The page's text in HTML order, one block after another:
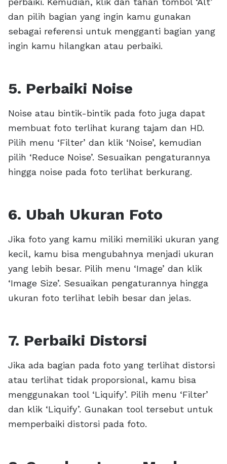
dan pilih bagian yang ingin kamu gunakan
sebagai referensi untuk mengganti bagian yang
ingin kamu hilangkan atau perbaiki.
5. Perbaiki Noise
Noise atau bintik-bintik pada foto juga dapat
membuat foto terlihat kurang tajam dan HD.
Pilih menu ‘Filter’ dan klik ‘Noise’, kemudian
pilih ‘Reduce Noise’. Sesuaikan pengaturannya
hingga noise pada foto terlihat berkurang.
6. Ubah Ukuran Foto
Jika foto yang kamu miliki memiliki ukuran yang
kecil, kamu bisa mengubahnya menjadi ukuran
yang lebih besar. Pilih menu ‘Image’ dan klik
‘Image Size’. Sesuaikan pengaturannya hingga
ukuran foto terlihat lebih besar dan jelas.
7. Perbaiki Distorsi
Jika ada bagian pada foto yang terlihat distorsi
atau terlihat tidak proporsional, kamu bisa
menggunakan tool ‘Liquify’. Pilih menu ‘Filter’
dan klik ‘Liquify’. Gunakan tool tersebut untuk
memperbaiki distorsi pada foto.